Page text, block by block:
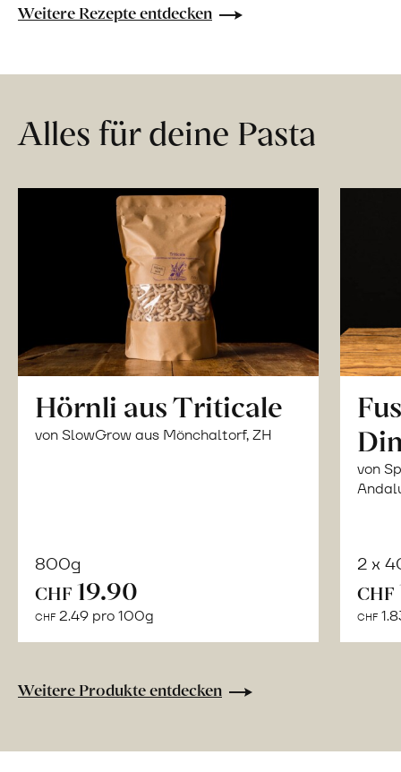
Weitere Rezepte entdecken
Alles für deine Pasta
Hörnli aus Triticale
von SlowGrow aus Mönchaltorf, ZH
800g
CHF 19.90
CHF 2.49 pro 100g
von
2 x
CHF
CHF
Weitere Produkte entdecken